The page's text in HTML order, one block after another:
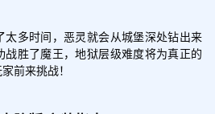
太多时间，恶灵就会从城堡深处钻出来
胜了魔王，地狱层级难度将为真正的
前来挑战！